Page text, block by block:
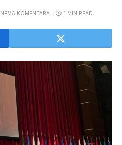
NEMA KOMENTARA 1 MIN READ